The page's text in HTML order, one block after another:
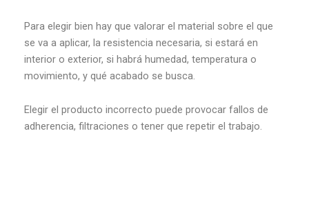
Para elegir bien hay que valorar el material sobre el que
se va a aplicar, la resistencia necesaria, si estará en
interior o exterior, si habrá humedad, temperatura o
movimiento, y qué acabado se busca.
Elegir el producto incorrecto puede provocar fallos de
adherencia, filtraciones o tener que repetir el trabajo.